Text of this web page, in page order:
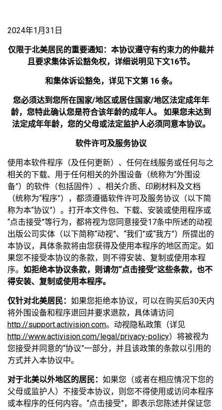
2024年1月31日
仅限于北美居民的重要通知：本协议遵守有约束力的仲裁并
且要求集体诉讼豁免权，详细说明见下文16节。
和集体诉讼豁免，详见下文第 16 条。
您必须达到您所在国家/地区或居住国家/地区法定成年年
龄，您特此确认您是符合该年龄的成年人。 如果您未达到
法定成年年龄，您的父母或法定监护人必须同意本协议。
软件许可及服务协议
使用本软件程序（及任何更新）、任何在线服务或任何与之
相关的下载、用于任何相关的外围设备（统称为“外围设
备”）的软件（包括固件）、相关介质、印刷材料及文档
（统称为“程序”），都须遵循软件许可及服务协议（以下简
称为本“协议”）。打开本文件包、下载、安装或使用程序或
“点击接受”等行为，都将视为您同意接受17条中所述的动视
出版公司实体（以下简称“动视”、“我们”或“我方”）所提出的
本协议，具体条款将由您获得及使用本程序的地区而定。如
果您不接受本协议的条款，则不得安装、复制或使用本程
序。 如拒绝本协议条款，则请勿“点击接受”这些条款，也不
得安装、复制或使用本程序。
仅针对北美居民： 如果您拒绝本协议，可以在购买后30天内
将外围设备和程序退回并要求退款，具体请访问
http://support.activision.com。动视隐私政策（详见
http://www.activision.com/legal/privacy-policy）将被视为
您接受并同意的“协议”一部分，并且该政策的条款以引用的
方式并入本协议中。
对于北美以外地区的居民： 如果您（或者在相应情况下您的
父母或监护人）不接受本协议，则您不得使用或访问本程序
或本程序的任何内容。“点击接受”，即表示您陈述并保证您